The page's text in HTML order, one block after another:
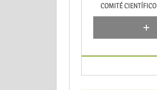
COMITÉ CIENTÍFICO